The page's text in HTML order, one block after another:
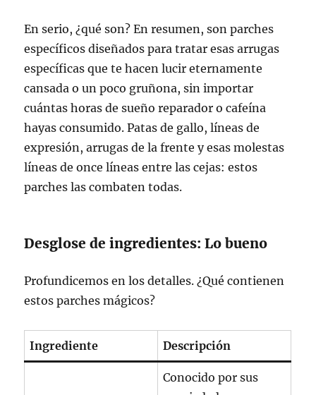
En serio, ¿qué son? En resumen, son parches
específicos diseñados para tratar esas arrugas
específicas que te hacen lucir eternamente
cansada o un poco gruñona, sin importar
cuántas horas de sueño reparador o cafeína
hayas consumido. Patas de gallo, líneas de
expresión, arrugas de la frente y esas molestas
líneas de once líneas entre las cejas: estos
parches las combaten todas.
Desglose de ingredientes: Lo bueno
Profundicemos en los detalles. ¿Qué contienen
estos parches mágicos?
Ingrediente Descripción
Conocido por sus